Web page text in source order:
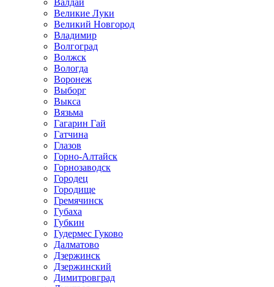
Валдай
Великие Луки
Великий Новгород
Владимир
Волгоград
Волжск
Вологда
Воронеж
Выборг
Выкса
Вязьма
Гагарин Гай
Гатчина
Глазов
Горно-Алтайск
Горнозаводск
Городец
Городище
Гремячинск
Губаха
Губкин
Гудермес Гуково
Далматово
Дзержинск
Дзержинский
Димитровград